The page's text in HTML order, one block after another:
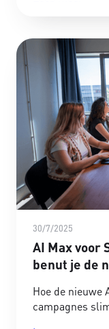
30/7/2025
AI Max voor
benut je de
Hoe de nieuwe
campagnes